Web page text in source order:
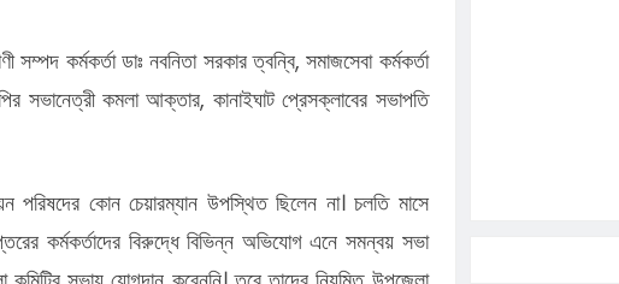
কর্মকর্তা ডাঃ নবনিতা সরকার ত্বন্বি, সমাজসেবা কর্মকর্তা
সভানেত্রী কমলা আক্তার, কানাইঘাট প্রেসক্লাবের সভাপতি
কোন চেয়ারম্যান উপস্থিত ছিলেন না। চলতি মাসে
কর্মকর্তাদের বিরুদ্ধে বিভিন্ন অভিযোগ এনে সমন্বয় সভা